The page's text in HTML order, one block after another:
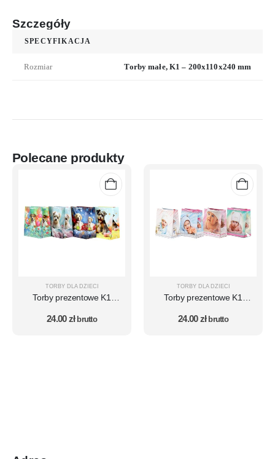
Szczegóły
SPECYFIKACJA
Rozmiar Torby małe, K1 – 200x110x240 mm
Polecane produkty
TORBY DLA DZIECI
Torby prezentowe K1
15
24.00zł brutto
TORBY DLA DZIECI
Torby prezentowe K1
(dzieci)
24.00zł brutto